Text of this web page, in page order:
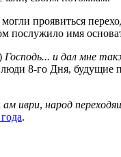
проявиться
послужило имя
, Господь... и дал мне
ам иври, народ
.